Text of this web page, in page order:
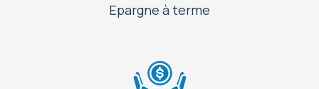
Epargne à terme